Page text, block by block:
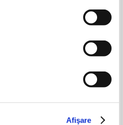
Afişare
Apolodor